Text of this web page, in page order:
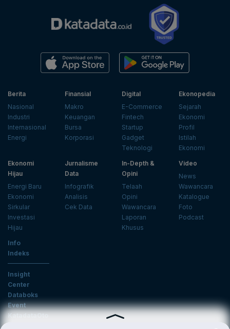
Berita
Nasional
Industri
Internasional
Energi
Finansial
Makro
Keuangan
Bursa
Korporasi
Digital
E-Commerce
Fintech
Startup
Gadget
Teknologi
Ekonopedia
Sejarah
Ekonomi
Profil
Istilah
Ekonomi
Ekonomi
Hijau
Energi Baru
Ekonomi
Sirkular
Investasi
Hijau
Jurnalisme
Data
Infografik
Analisis
Cek Data
In-Depth &
Opini
Telaah
Opini
Wawancara
Laporan
Khusus
Video
News
Wawancara
Katalogue
Foto
Podcast
Info
Indeks
Insight
Center
Databoks
Event
KatadataOto